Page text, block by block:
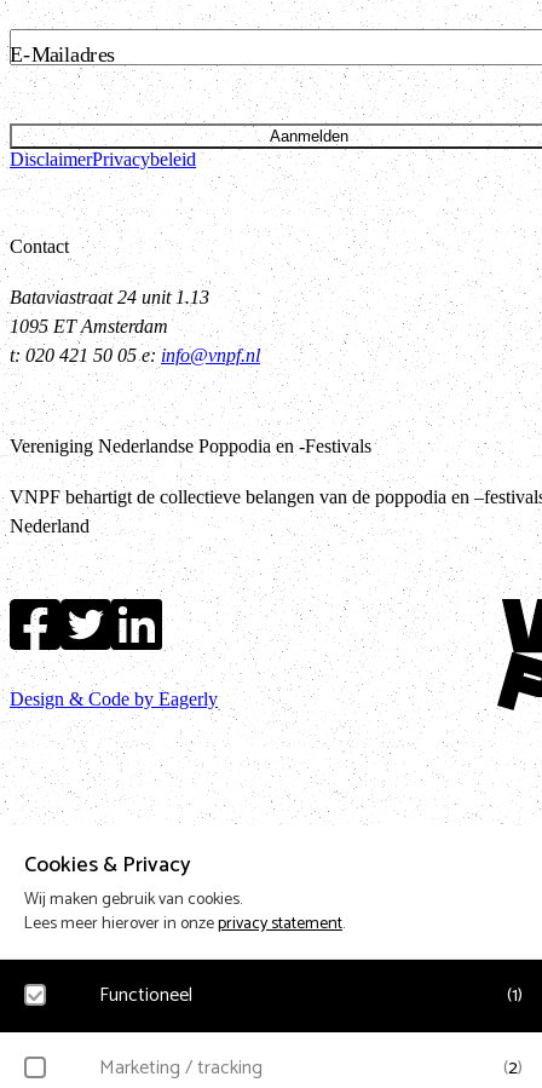
Cookies & Privacy
Wij maken gebruik van cookies.
Lees meer hierover in onzeprivacy statement.
Functioneel (1)
NoodzakelijkMarketing / tracking (2)
E-Mailadres
Aanmelden
DisclaimerPrivacybeleid
Contact
Bataviastraat 24 unit 1.13
1095 ET Amsterdam
t: 020 421 50 05 e:info@vnpf.nl
Vereniging Nederlandse Poppodia en -Festivals
VNPF behartigt de collectieve belangen van de poppodia en
Nederland
Design & Code by Eagerly